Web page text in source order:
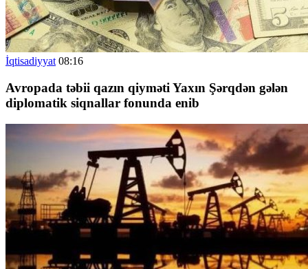
İqtisadiyyat 08:16
Avropada təbii qazın qiyməti Yaxın Şərqdən gələn
diplomatik siqnallar fonunda enib